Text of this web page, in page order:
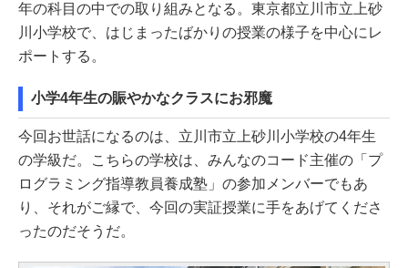
年の科目の中での取り組みとなる。東京都立川市立上砂
川小学校で、はじまったばかりの授業の様子を中心にレ
ポートする。
小学4年生の賑やかなクラスにお邪魔
今回お世話になるのは、立川市立上砂川小学校の4年生
の学級だ。こちらの学校は、みんなのコード主催の「プ
ログラミング指導教員養成塾」の参加メンバーでもあ
り、それがご縁で、今回の実証授業に手をあげてくださ
ったのだそうだ。